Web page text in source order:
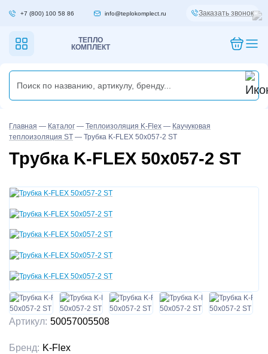
+7 (800) 100 58 86 info@teplokomplect.ru Заказать звонок
ТЕПЛО
КОМПЛЕКТ
Главная — Каталог — Теплоизоляция K-Flex — Каучуковая
теплоизоляция ST — Трубка K-FLEX 50x057-2 ST
Трубка K-FLEX 50x057-2 ST
Артикул: 50057005508
Бренд: K-Flex